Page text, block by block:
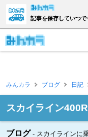
記事を保存していつで
みんカラ ブログ 日記
スカイライン
ブログ スカイラインに